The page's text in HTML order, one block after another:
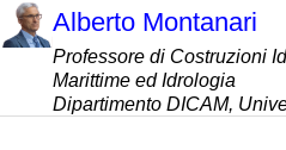
Salta
al
contenuto
principale
Alberto Montanari
Professore di Costruzioni
Marittime ed Idrologia
Dipartimento DICAM,